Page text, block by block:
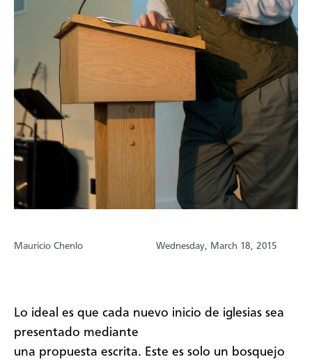
Mauricio Chenlo Wednesday, March 18, 2015
Lo ideal es que cada nuevo inicio de iglesias sea
presentado mediante
una propuesta escrita. Este es solo un bosquejo